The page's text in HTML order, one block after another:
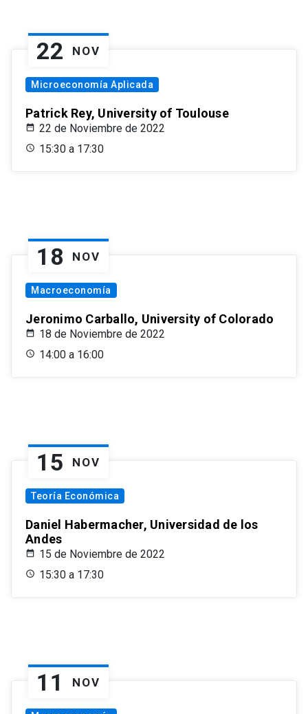
22 NOV
Microeconomía Aplicada
Patrick Rey, University of Toulouse
22 de Noviembre de 2022
15:30 a 17:30
18 NOV
Macroeconomía
Jeronimo Carballo, University of Colorado
18 de Noviembre de 2022
14:00 a 16:00
15 NOV
Teoría Económica
Daniel Habermacher, Universidad de los
Andes
15 de Noviembre de 2022
15:30 a 17:30
11 NOV